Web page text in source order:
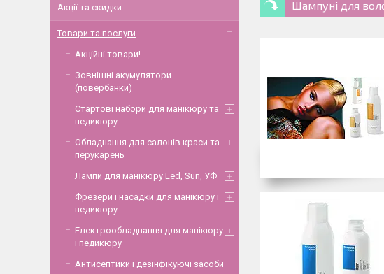
Шампуні для
Акції та скидки
Товари та послуги
Акційні товари!
Зовнішні акумулятори
(повербанки)
Стартові набори для манікюру та
педикюру
Обладнання для салонів краси та
перукарень
Лампи для манікюру Led, Sun, УФ
Фрезери і насадки для манікюру і
педикюру
Електрообладнання для манікюру
і педикюру
Антисептики і дезінфікуючі засоби